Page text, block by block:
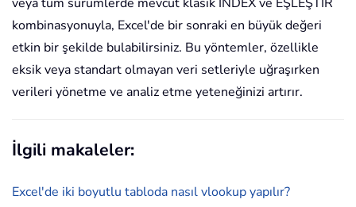
kombinasyonuyla, Excel'de bir sonraki en büyük değeri
etkin bir şekilde bulabilirsiniz. Bu yöntemler, özellikle
eksik veya standart olmayan veri setleriyle uğraşırken
verileri yönetme ve analiz etme yeteneğinizi artırır.
İlgili makaleler:
Excel'de iki boyutlu tabloda nasıl vlookup yapılır?